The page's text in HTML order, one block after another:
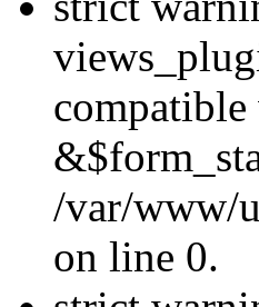
/var/www/
on line 0.